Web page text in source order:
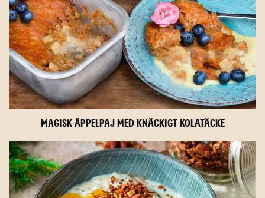
Magisk äppelpaj med knäckigt kolatäcke